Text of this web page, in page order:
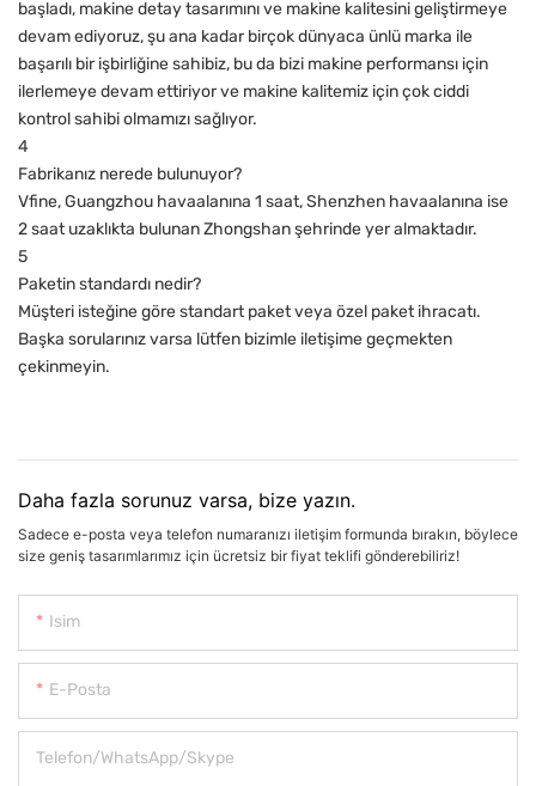
başladı, makine detay tasarımını ve makine kalitesini geliştirmeye
devam ediyoruz, şu ana kadar birçok dünyaca ünlü marka ile
başarılı bir işbirliğine sahibiz, bu da bizi makine performansı için
ilerlemeye devam ettiriyor ve makine kalitemiz için çok ciddi
kontrol sahibi olmamızı sağlıyor.
4
Fabrikanız nerede bulunuyor?
Vfine, Guangzhou havaalanına 1 saat, Shenzhen havaalanına ise
2 saat uzaklıkta bulunan Zhongshan şehrinde yer almaktadır.
5
Paketin standardı nedir?
Müşteri isteğine göre standart paket veya özel paket ihracatı.
Başka sorularınız varsa lütfen bizimle iletişime geçmekten
çekinmeyin.
Daha fazla sorunuz varsa, bize yazın.
Sadece e-posta veya telefon numaranızı iletişim formunda bırakın, böylece
size geniş tasarımlarımız için ücretsiz bir fiyat teklifi gönderebiliriz!
Isim
E-Posta
Telefon/WhatsApp/Skype